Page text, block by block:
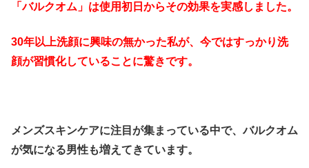
「バルクオム」は使用初日からその効果を実感しました。
30年以上洗顔に興味の無かった私が、今ではすっかり洗
顔が習慣化していることに驚きです。
メンズスキンケアに注目が集まっている中で、バルクオム
が気になる男性も増えてきています。